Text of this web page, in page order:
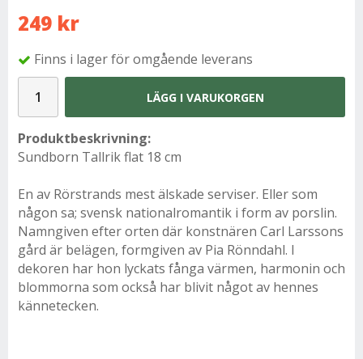
249 kr
Finns i lager för omgående leverans
LÄGG I VARUKORGEN
Produktbeskrivning:
Sundborn Tallrik flat 18 cm
En av Rörstrands mest älskade serviser. Eller som
någon sa; svensk nationalromantik i form av porslin.
Namngiven efter orten där konstnären Carl Larssons
gård är belägen, formgiven av Pia Rönndahl. I
dekoren har hon lyckats fånga värmen, harmonin och
blommorna som också har blivit något av hennes
kännetecken.